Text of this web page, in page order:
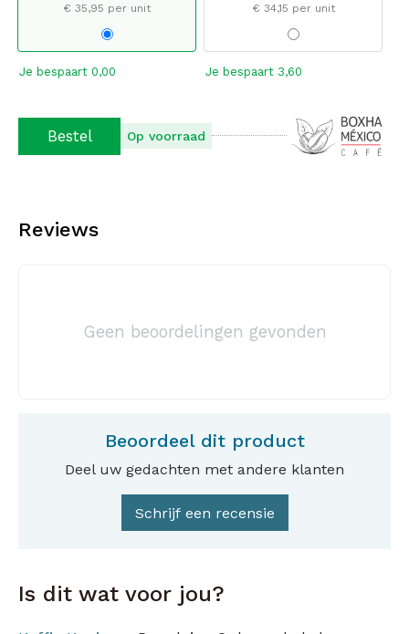
€ 35,95 per unit
Je bespaart 0,00
€ 34,15 per unit
Je bespaart 3,60
Bestel Op voorraad
Reviews
Geen beoordelingen gevonden
Beoordeel dit product
Deel uw gedachten met andere klanten
Schrijf een recensie
Is dit wat voor jou?